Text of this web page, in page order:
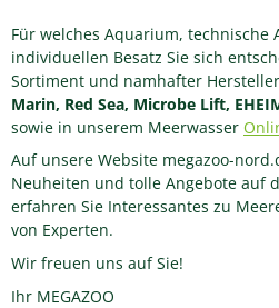
Für welches Aquarium, technische
individuellen Besatz Sie sich
Sortiment und namhafter
Marin, Red Sea, Microbe Lift,
sowie in unserem Meerwasser
Auf unsere Website megazoo-
Neuheiten und tolle Angebote auf
erfahren Sie Interessantes zu
von Experten.
Wir freuen uns auf Sie!
Ihr MEGAZOO